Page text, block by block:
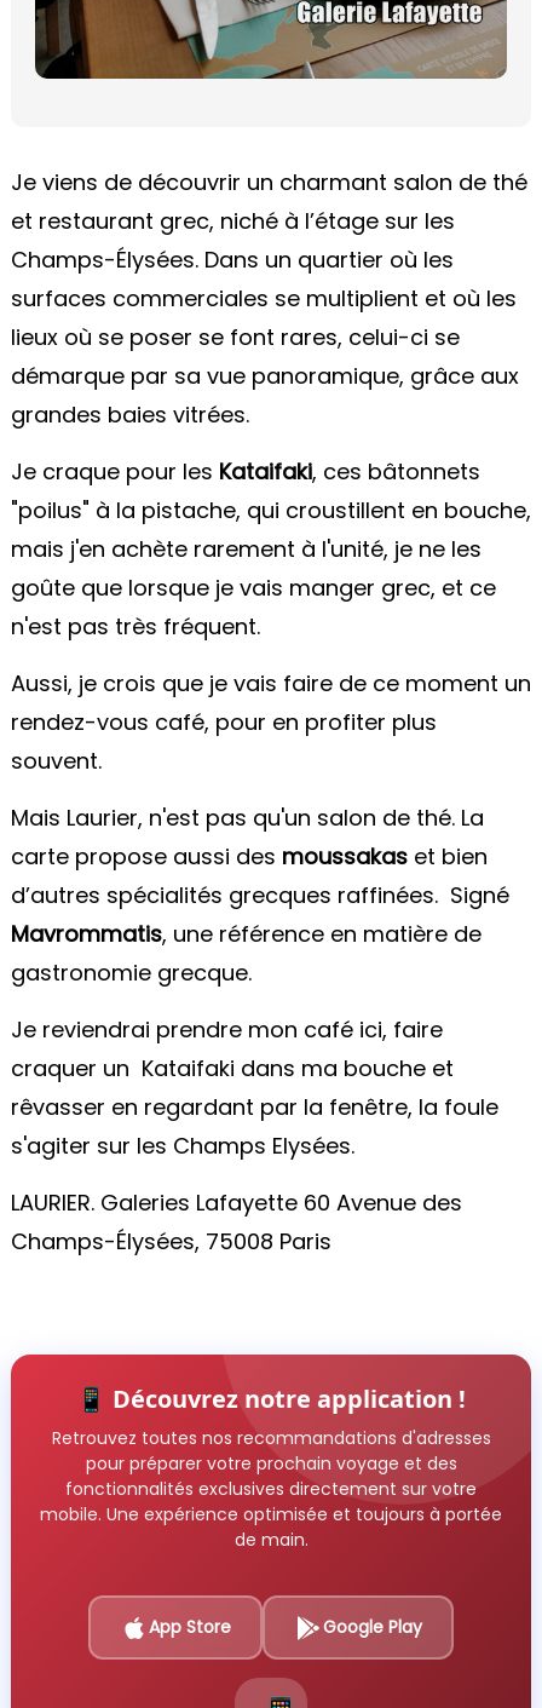
Je viens de découvrir un charmant salon de thé
et restaurant grec, niché à l’étage sur les
Champs-Élysées. Dans un quartier où les
surfaces commerciales se multiplient et où les
lieux où se poser se font rares, celui-ci se
démarque par sa vue panoramique, grâce aux
grandes baies vitrées.
Je craque pour les Kataifaki, ces bâtonnets
"poilus" à la pistache, qui croustillent en bouche,
mais j'en achète rarement à l'unité, je ne les
goûte que lorsque je vais manger grec, et ce
n'est pas très fréquent.
Aussi, je crois que je vais faire de ce moment un
rendez-vous café, pour en profiter plus
souvent.
Mais Laurier, n'est pas qu'un salon de thé. La
carte propose aussi des moussakas et bien
d’autres spécialités grecques raffinées. Signé
Mavrommatis, une référence en matière de
gastronomie grecque.
Je reviendrai prendre mon café ici, faire
craquer un Kataifaki dans ma bouche et
rêvasser en regardant par la fenêtre, la foule
s'agiter sur les Champs Elysées.
LAURIER. Galeries Lafayette 60 Avenue des
Champs-Élysées, 75008 Paris
📱 Découvrez notre application !
Retrouvez toutes nos recommandations d'adresses
pour préparer votre prochain voyage et des
fonctionnalités exclusives directement sur votre
mobile. Une expérience optimisée et toujours à portée
de main.
App Store Google Play